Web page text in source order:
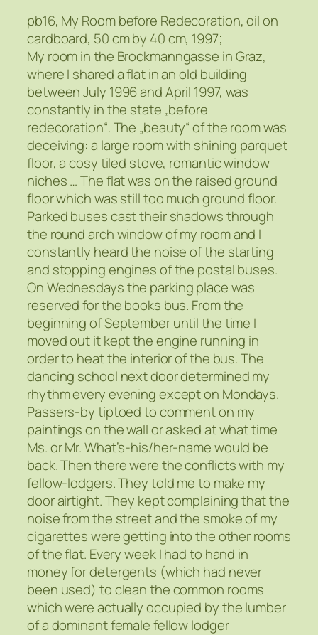
pb16, My Room before Redecoration, oil on
cardboard, 50 cm by 40 cm, 1997;
My room in the Brockmanngasse in Graz,
where I shared a flat in an old building
between July 1996 and April 1997, was
constantly in the state „before
redecoration“. The „beauty“ of the room was
deceiving: a large room with shining parquet
floor, a cosy tiled stove, romantic window
niches … The flat was on the raised ground
floor which was still too much ground floor.
Parked buses cast their shadows through
the round arch window of my room and I
constantly heard the noise of the starting
and stopping engines of the postal buses.
On Wednesdays the parking place was
reserved for the books bus. From the
beginning of September until the time I
moved out it kept the engine running in
order to heat the interior of the bus. The
dancing school next door determined my
rhythm every evening except on Mondays.
Passers-by tiptoed to comment on my
paintings on the wall or asked at what time
Ms. or Mr. What’s-his/her-name would be
back. Then there were the conflicts with my
fellow-lodgers. They told me to make my
door airtight. They kept complaining that the
noise from the street and the smoke of my
cigarettes were getting into the other rooms
of the flat. Every week I had to hand in
money for detergents (which had never
been used) to clean the common rooms
which were actually occupied by the lumber
of a dominant female fellow lodger